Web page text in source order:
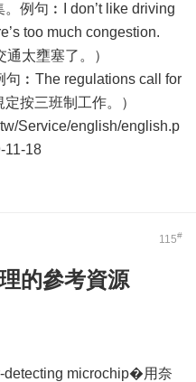
例句︰I don’t like driving
too much congestion.
通太壅塞了。）
︰The regulations call for
按三班制工作。）
Service/english/english.p
11-18
115#
的參考資源
detecting microchip�用奈